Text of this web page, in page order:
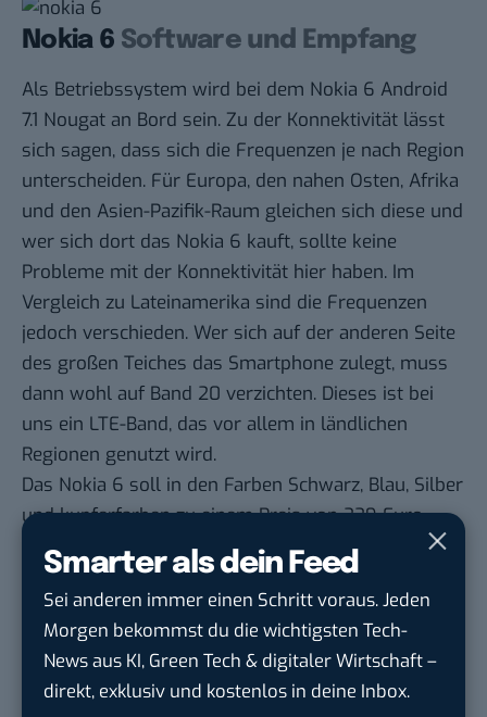
Smarter als dein Feed
Sei anderen immer einen Schritt voraus. Jeden
Morgen bekommst du die wichtigsten Tech-
News aus KI, Green Tech & digitaler Wirtschaft –
direkt, exklusiv und kostenlos in deine Inbox.
Nokia 6 Software und Empfang
Als Betriebssystem wird bei dem Nokia 6 Android
7.1 Nougat an Bord sein. Zu der Konnektivität lässt
sich sagen, dass sich die Frequenzen je nach Region
unterscheiden. Für Europa, den nahen Osten, Afrika
und den Asien-Pazifik-Raum gleichen sich diese und
wer sich dort das Nokia 6 kauft, sollte keine
Probleme mit der Konnektivität hier haben. Im
Vergleich zu Lateinamerika sind die Frequenzen
jedoch verschieden. Wer sich auf der anderen Seite
des großen Teiches das Smartphone zulegt, muss
dann wohl auf Band 20 verzichten. Dieses ist bei
uns ein LTE-Band, das vor allem in ländlichen
Regionen genutzt wird.
Das Nokia 6 soll in den Farben Schwarz, Blau, Silber
und kupferfarben zu einem Preis von 229 Euro
angeboten werden. Außerdem gibt es eine
Sonderedition, die nochmal in einem Hochglanz
Schwarzton erhältlich ist. Diese hat dann 64 GB
Speicher sowie 4 GB RAM und wird dann 70 Euro
teurer sein. Im Lieferumfang sind dann natürlich
das Handy selber, ein Aufladegerät samt Kabel, ein